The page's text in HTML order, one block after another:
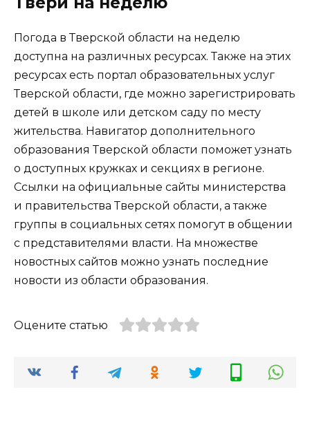
Погода в Тверской области на неделю
доступна на различных ресурсах. Также на этих
ресурсах есть портал образовательных услуг
Тверской области, где можно зарегистрировать
детей в школе или детском саду по месту
жительства. Навигатор дополнительного
образования Тверской области поможет узнать
о доступных кружках и секциях в регионе.
Ссылки на официальные сайты министерства
и правительства Тверской области, а также
группы в социальных сетях помогут в общении
с представителями власти. На множестве
новостных сайтов можно узнать последние
новости из области образования.
Оцените статью